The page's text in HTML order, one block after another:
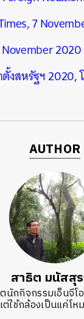
7
2020
ตั้งสหรัฐฯ 2020,
AUTHOR
สาธิต มนัสสุ
กกิจกรรมเอ็นจีโ
ต่ใช้กล้องเป็นแค่โห